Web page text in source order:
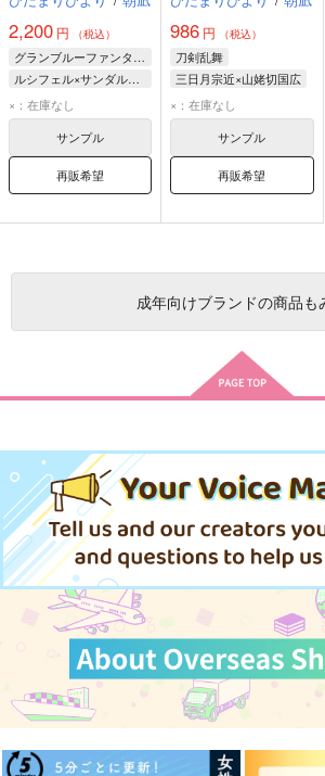
2,200 円 （税込）
グランブルーファンタジー
ルシフェル×サンダルフォン
サンダルフォン
ルシフェル
ルシファー
×：在庫なし
サンプル
再販希望
986 円 （税込）
刀剣乱舞
三日月宗近×山姥切国広
山姥切国広
三日月宗近
×：在庫なし
サンプル
再販希望
成年向けブランドの商品も